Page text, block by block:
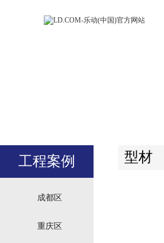
工程案例
成都区
重庆区
型材